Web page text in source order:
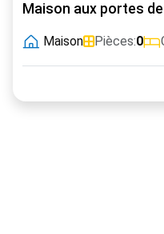
Maison aux portes
Maison Pièces:0